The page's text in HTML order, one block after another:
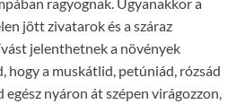
jött zivatarok és a száraz
jelenthetnek a növények
hogy a muskátlid, petúniád, rózsád
egész nyáron át szépen virágozzon,